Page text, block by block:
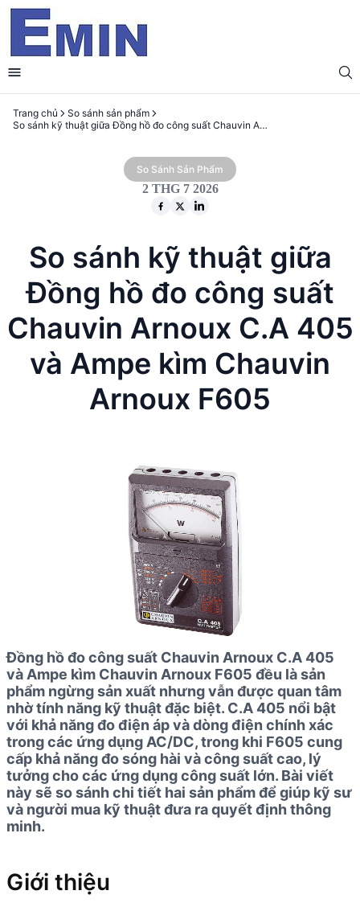
Trang chủ
So sánh sản phẩm
So sánh kỹ thuật giữa Đồng hồ đo công suất Chauvin Arnoux C.A 405 và Ampe kìm Chauvin Arnoux F605
So Sánh Sản Phẩm
2 THG 7 2026
So sánh kỹ thuật giữa
Đồng hồ đo công suất
Chauvin Arnoux C.A 405
và Ampe kìm Chauvin
Arnoux F605
Đồng hồ đo công suất Chauvin Arnoux C.A 405
và Ampe kìm Chauvin Arnoux F605 đều là sản
phẩm ngừng sản xuất nhưng vẫn được quan tâm
nhờ tính năng kỹ thuật đặc biệt. C.A 405 nổi bật
với khả năng đo điện áp và dòng điện chính xác
trong các ứng dụng AC/DC, trong khi F605 cung
cấp khả năng đo sóng hài và công suất cao, lý
tưởng cho các ứng dụng công suất lớn. Bài viết
này sẽ so sánh chi tiết hai sản phẩm để giúp kỹ sư
và người mua kỹ thuật đưa ra quyết định thông
minh.
Giới thiệu